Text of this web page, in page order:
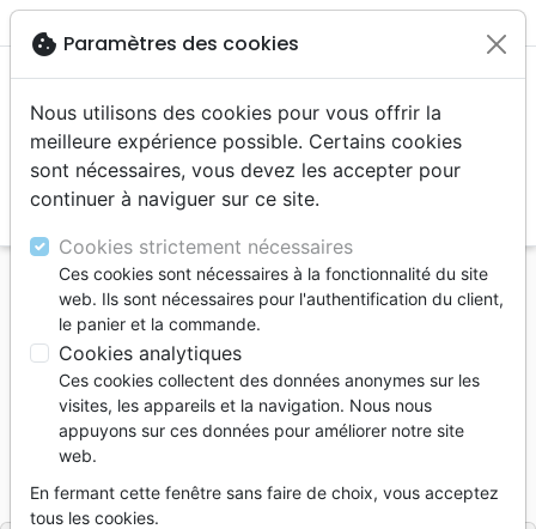
menu
Accueil Livres
Témoignages, biographies
Père d'un enfant parfaitement imparfait
Père d'un enfant parfaitement
imparfait
Auteur :Boris Vujicic
Référence
EditeurOurania
cookie Paramètres des cookies
Nous utilisons des cookies pour vous offrir la
meilleure expérience possible. Certains cookies
sont nécessaires, vous devez les accepter pour
continuer à naviguer sur ce site.
Cookies strictement nécessaires
Ces cookies sont nécessaires à la fonctionnalité du site
web. Ils sont nécessaires pour l'authentification du client,
le panier et la commande.
Cookies analytiques
Ces cookies collectent des données anonymes sur les
visites, les appareils et la navigation. Nous nous
appuyons sur ces données pour améliorer notre site
web.
En fermant cette fenêtre sans faire de choix, vous acceptez
tous les cookies.